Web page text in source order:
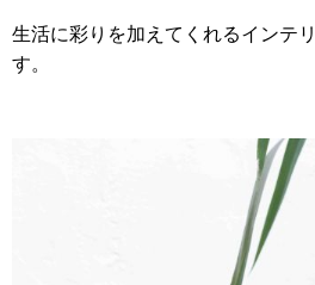
生活に彩りを加えてくれるインテ
す。